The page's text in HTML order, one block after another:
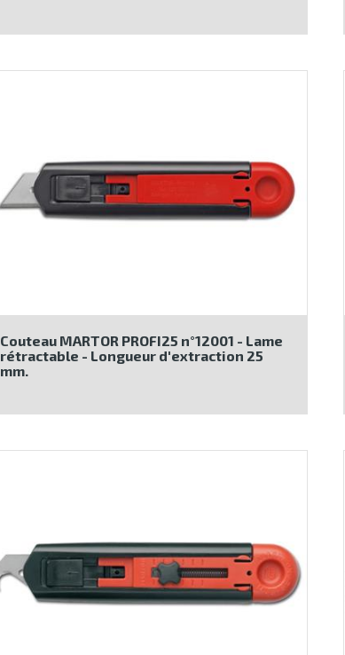
Couteau MARTOR PROFI25 n°12001 - Lame
rétractable - Longueur d'extraction 25
mm.